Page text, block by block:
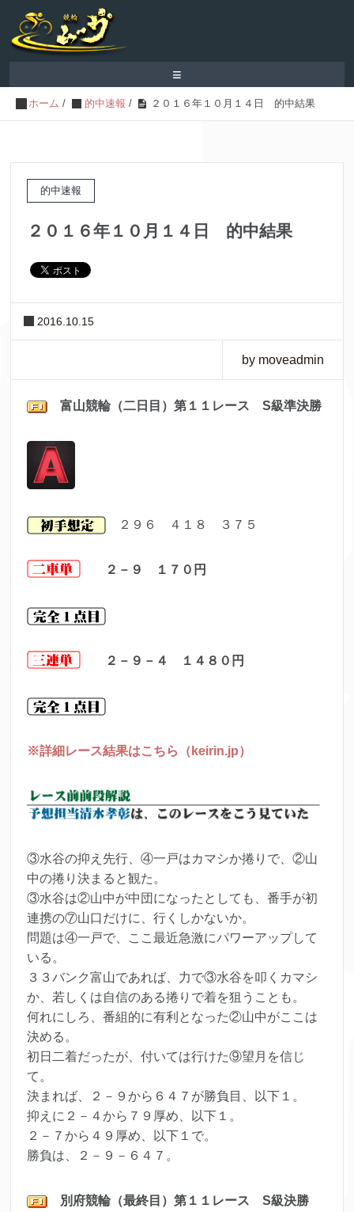
≡
ホーム / 的中速報 / ２０１６年１０月１４日 的中結果
的中速報
２０１６年１０月１４日 的中結果
2016.10.15
by moveadmin
富山競輪（二日目）第１１レース S級準決勝
２９６ ４１８ ３７５
２－９ １７０ 円
２－９－４ １４８０ 円
※詳細レース結果はこちら（keirin.jp）
③水谷の抑え先行、④一戸はカマシか捲りで、②山
中の捲り決まると観た。
③水谷は②山中が中団になったとしても、番手が初
連携の⑦山口だけに、行くしかないか。
問題は④一戸で、ここ最近急激にパワーアップして
いる。
３３バンク富山であれば、力で③水谷を叩くカマシ
か、若しくは自信のある捲りで着を狙うことも。
何れにしろ、番組的に有利となった②山中がここは
決める。
初日二着だったが、付いては行けた⑨望月を信じ
て。
決まれば、２－９から６４７が勝負目、以下１。
抑えに２－４から７９厚め、以下１。
２－７から４９厚め、以下１で。
勝負は、２－９－６４７。
別府競輪（最終目）第１１レース S級決勝